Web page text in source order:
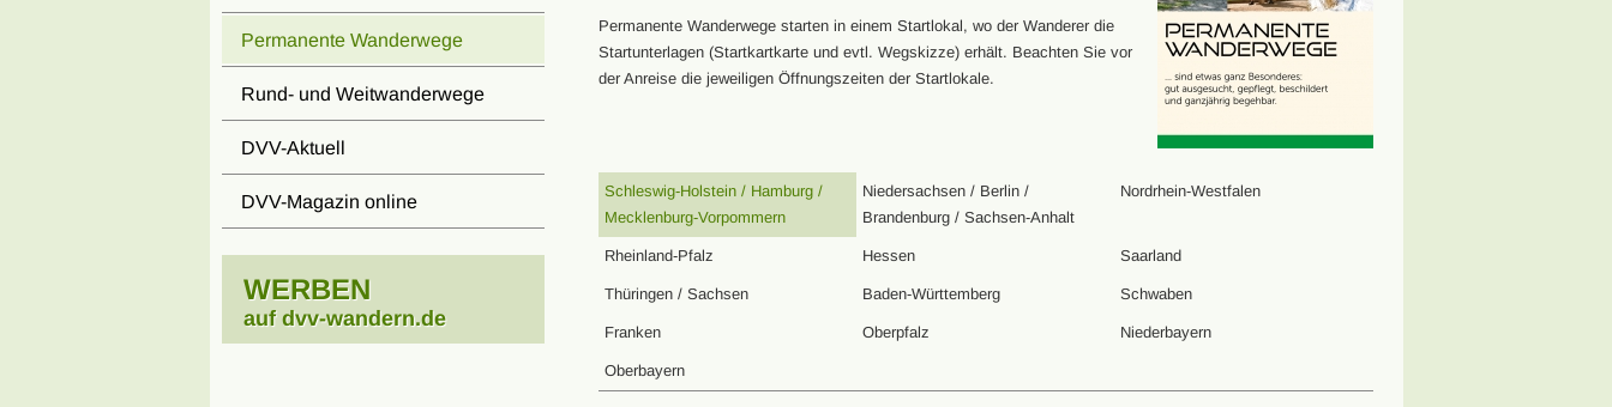
Permanente Wanderwege starten in einem Startlokal, wo der Wanderer die
Startunterlagen (Startkartkarte und evtl. Wegskizze) erhält. Beachten Sie vor
der Anreise die jeweiligen Öffnungszeiten der Startlokale.
Schleswig-Holstein / Hamburg /
Mecklenburg-Vorpommern
Niedersachsen / Berlin /
Brandenburg / Sachsen-Anhalt
Nordrhein-Westfalen
Rheinland-Pfalz Hessen Saarland
Thüringen / Sachsen Baden-Württemberg Schwaben
Franken Oberpfalz Niederbayern
Oberbayern
Permanente Wanderwege
Rund- und Weitwanderwege
DVV-Aktuell
DVV-Magazin online
WERBEN
auf dvv-wandern.de